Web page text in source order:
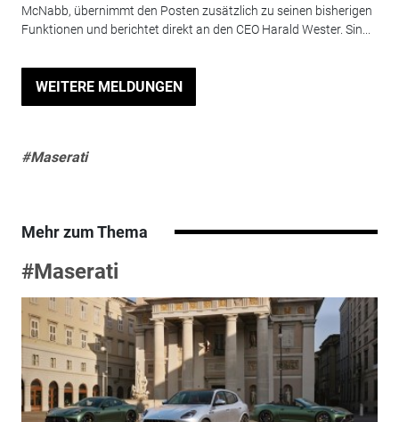
McNabb, übernimmt den Posten zusätzlich zu seinen bisherigen
Funktionen und berichtet direkt an den CEO Harald Wester. Sin...
WEITERE MELDUNGEN
#Maserati
Mehr zum Thema
#Maserati